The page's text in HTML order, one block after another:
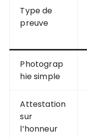
Type de
preuve
Photograp
hie simple
Attestation
sur
l’honneur